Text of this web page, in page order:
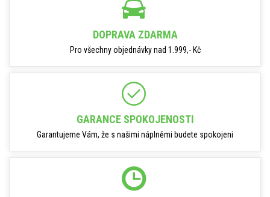
DOPRAVA ZDARMA
Pro všechny objednávky nad 1.999,- Kč
GARANCE SPOKOJENOSTI
Garantujeme Vám, že s našimi náplněmi budete spokojeni